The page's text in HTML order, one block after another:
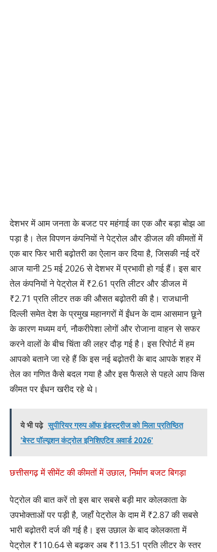
देशभर में आम जनता के बजट पर महंगाई का एक और बड़ा बोझ आ
पड़ा है। तेल विपणन कंपनियों ने पेट्रोल और डीजल की कीमतों में
एक बार फिर भारी बढ़ोतरी का ऐलान कर दिया है, जिसकी नई दरें
आज यानी 25 मई 2026 से देशभर में प्रभावी हो गई हैं। इस बार
तेल कंपनियों ने पेट्रोल में ₹2.61 प्रति लीटर और डीजल में
₹2.71 प्रति लीटर तक की औसत बढ़ोतरी की है। राजधानी
दिल्ली समेत देश के प्रमुख महानगरों में ईंधन के दाम आसमान छूने
के कारण मध्यम वर्ग, नौकरीपेशा लोगों और रोजाना वाहन से सफर
करने वालों के बीच चिंता की लहर दौड़ गई है। इस रिपोर्ट में हम
आपको बताने जा रहे हैं कि इस नई बढ़ोतरी के बाद आपके शहर में
तेल का गणित कैसे बदल गया है और इस फैसले से पहले आप किस
कीमत पर ईंधन खरीद रहे थे।
ये भी पढ़े सुपीरियर ग्रुप ऑफ इंडस्ट्रीज को मिला प्रतिष्ठित
'बेस्ट पॉल्यूशन कंट्रोल इनिशिएटिव अवार्ड 2026'
छत्तीसगढ़ में सीमेंट की कीमतों में उछाल, निर्माण बजट बिगड़ा
पेट्रोल की बात करें तो इस बार सबसे बड़ी मार कोलकाता के
उपभोक्ताओं पर पड़ी है, जहाँ पेट्रोल के दाम में ₹2.87 की सबसे
भारी बढ़ोतरी दर्ज की गई है। इस उछाल के बाद कोलकाता में
पेट्रोल ₹110.64 से बढ़कर अब ₹113.51 प्रति लीटर के स्तर